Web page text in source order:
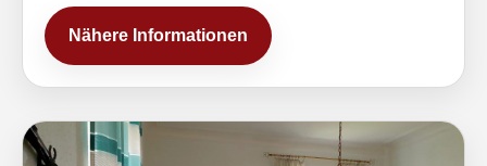
Nähere Informationen